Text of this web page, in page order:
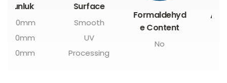
Surface
Smooth
Processing
Formaldehyd
e Content
Ağır Metal
İçeriği